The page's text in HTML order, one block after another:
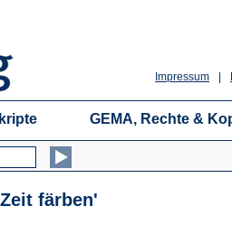
Impressum
GEMA, Rechte &
färben'